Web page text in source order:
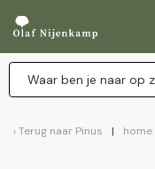
Terug naar Pinus home